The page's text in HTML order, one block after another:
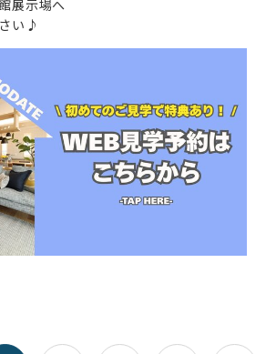
展示場へ
い♪